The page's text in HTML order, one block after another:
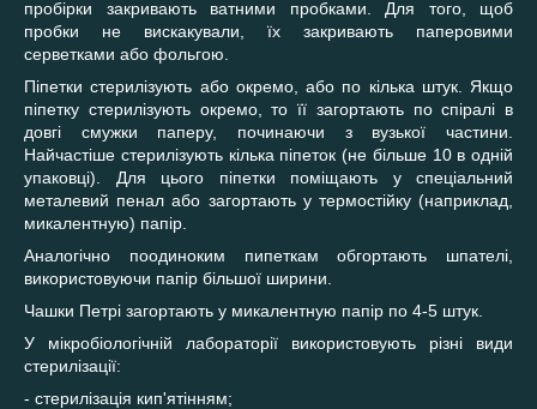
пробірки закривають ватними пробками. Для того, щоб
пробки не вискакували, їх закривають паперовими
серветками або фольгою.
Піпетки стерилізують або окремо, або по кілька штук. Якщо
піпетку стерилізують окремо, то її загортають по спіралі в
довгі смужки паперу, починаючи з вузької частини.
Найчастіше стерилізують кілька піпеток (не більше 10 в одній
упаковці). Для цього піпетки поміщають у спеціальний
металевий пенал або загортають у термостійку (наприклад,
микалентную) папір.
Аналогічно поодиноким пипеткам обгортають шпателі,
використовуючи папір більшої ширини.
Чашки Петрі загортають у микалентную папір по 4-5 штук.
У мікробіологічній лабораторії використовують різні види
стерилізації:
- стерилізація кип'ятінням;